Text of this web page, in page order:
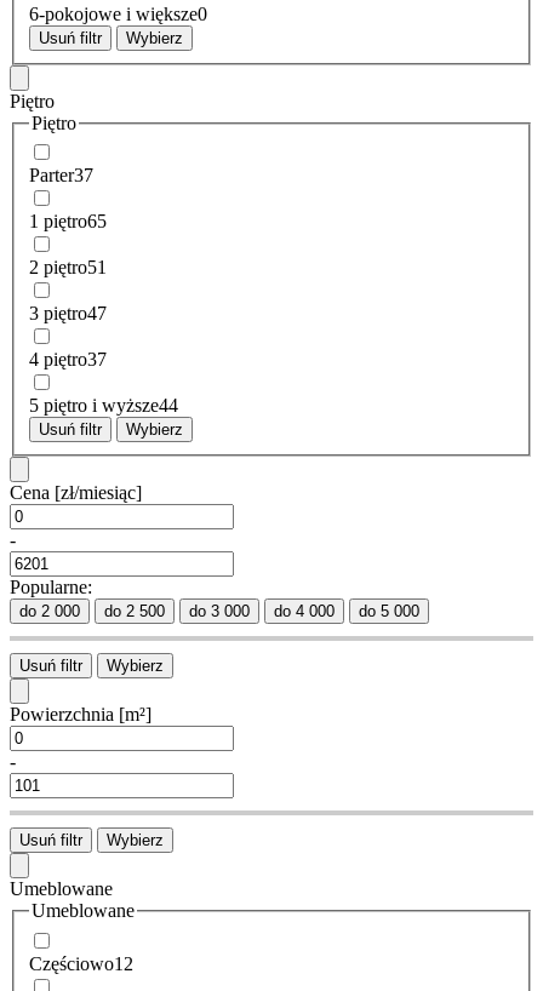
6-pokojowe i większe0
Usuń filtr Wybierz
Piętro
Piętro
Parter37
1 piętro65
2 piętro51
3 piętro47
4 piętro37
5 piętro i wyższe44
Usuń filtr Wybierz
Cena [zł/miesiąc]
-
Popularne:
do 2 000 do 2 500 do 3 000 do 4 000 do 5 000
Usuń filtr Wybierz
Powierzchnia [m²]
-
Usuń filtr Wybierz
Umeblowane
Umeblowane
Częściowo12